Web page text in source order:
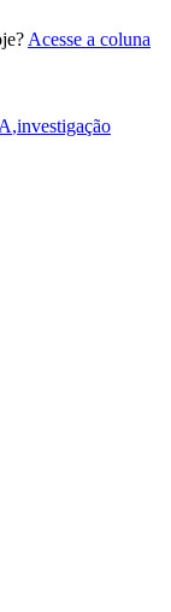
Acesse a coluna
,investigação